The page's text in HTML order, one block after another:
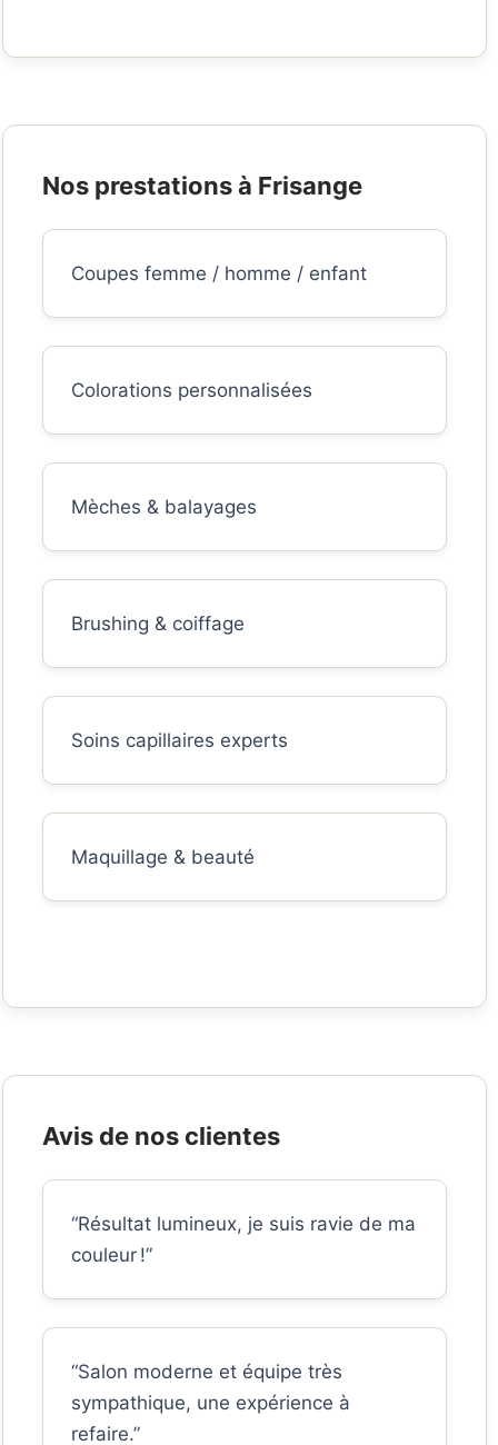
Nos prestations à Frisange
Coupes femme / homme / enfant
Colorations personnalisées
Mèches & balayages
Brushing & coiffage
Soins capillaires experts
Maquillage & beauté
Avis de nos clientes
“Résultat lumineux, je suis ravie de ma
couleur !”
“Salon moderne et équipe très
sympathique, une expérience à
refaire.”